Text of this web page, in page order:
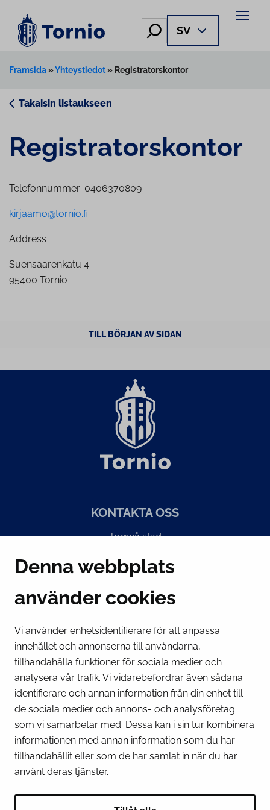
Denna webbplats
använder cookies
Vi använder enhetsidentifierare för att anpassa
innehållet och annonserna till användarna,
tillhandahålla funktioner för sociala medier och
analysera vår trafik. Vi vidarebefordrar även sådana
identifierare och annan information från din enhet till
de sociala medier och annons- och analysföretag
som vi samarbetar med. Dessa kan i sin tur kombinera
informationen med annan information som du har
tillhandahållit eller som de har samlat in när du har
använt deras tjänster.
content
Hae SV
Framsida»Yhteystiedot» Registratorskontor
Takaisin listaukseen
Re­gi­stra­tors­kon­tor
Telefonnummer: 0406370809
kirjaamo@tornio.fi
Address
Suensaarenkatu 4
95400 Tornio
TILL BÖRJAN AV SIDAN
KONTAKTA OSS
Torneå stad
95400 Torneå
(kl 8 – 16) + 358 16 432 11
E-post
Stadskansliets registratur
kirjaamo@tornio.fi
SNABBLÄNKAR
Visa mina inställningar för kakor